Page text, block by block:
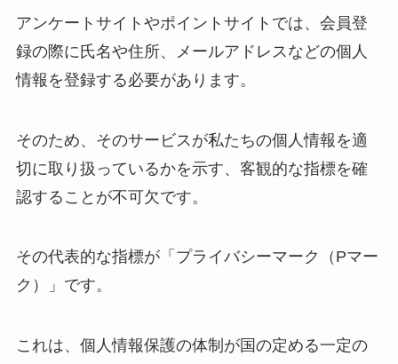
アンケートサイトやポイントサイトでは、会員登
録の際に氏名や住所、メールアドレスなどの個人
情報を登録する必要があります。
そのため、そのサービスが私たちの個人情報を適
切に取り扱っているかを示す、客観的な指標を確
認することが不可欠です。
その代表的な指標が「プライバシーマーク（Pマー
ク）」です。
これは、個人情報保護の体制が国の定める一定の